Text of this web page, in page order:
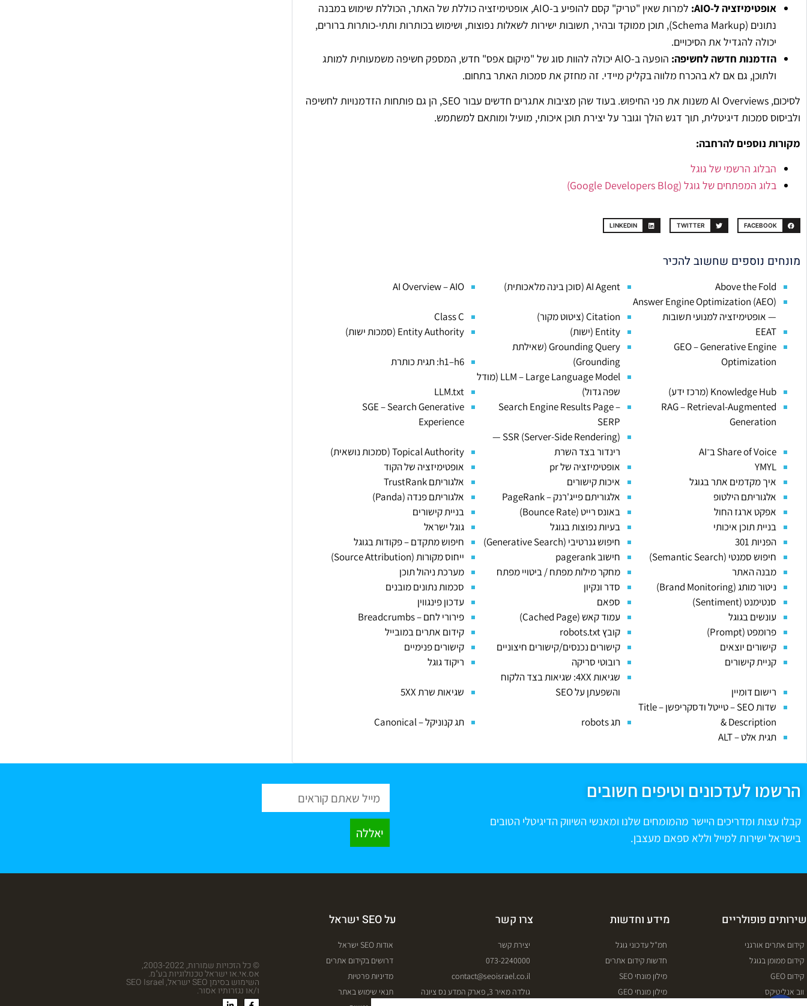
אופטימיזציה ל-AIO:
למרות שאין "טריק" קסם להופיע ב-AIO, אופטימיזציה כוללת של האתר, הכוללת שימוש במבנה
נתונים (Schema Markup), תוכן ממוקד ובהיר, תשובות ישירות לשאלות נפוצות, ושימוש בכותרות ותתי-כותרות ברורים,
יכולה להגדיל את הסיכויים.
הזדמנות חדשה לחשיפה:
הופעה ב-AIO יכולה להוות סוג של "מיקום אפס" חדש, המספק חשיפה משמעותית למותג
ולתוכן, גם אם לא בהכרח מלווה בקליק מיידי. זה מחזק את סמכות האתר בתחום.
לסיכום, AI Overviews משנות את פני החיפוש. בעוד שהן מציבות אתגרים חדשים עבור SEO, הן גם פותחות הזדמנויות לחשיפה
ולביסוס סמכות דיגיטלית, תוך דגש הולך וגובר על יצירת תוכן איכותי, מועיל ומותאם למשתמש.
מקורות נוספים להרחבה:
הבלוג הרשמי של גוגל
בלוג המפתחים של גוגל (Google Developers Blog)
FACEBOOK
TWITTER
LINKEDIN
מונחים נוספים שחשוב להכיר
Above the Fold AI Agent (סוכן בינה מלאכותית)
AI Overview – AIO
Answer Engine Optimization (AEO)
— אופטימיזציה למנועי תשובות
Citation (ציטוט מקור)
Class C
EEAT
Entity (ישות)
Entity Authority (סמכות ישות)
GEO – Generative Engine
Optimization
Grounding Query (שאילתת
Grounding)
h1–h6: תגית כותרת
Knowledge Hub (מרכז ידע)
LLM – Large Language Model (מודל
שפה גדול)
LLM.txt
RAG – Retrieval-Augmented
Generation
Search Engine Results Page –
SERP
SGE – Search Generative
Experience
Share of Voice ב־AI
SSR (Server-Side Rendering) —
רינדור בצד השרת
Topical Authority (סמכות נושאית)
YMYL
אופטימיזציה של pr
אופטימיזציה של הקוד
איך מקדמים אתר בגוגל
איכות קישורים
אלגוריתם TrustRank
אלגוריתם הילטופ
אלגוריתם פייג'רנק – PageRank
אלגוריתם פנדה (Panda)
אפקט ארגז החול
באונס רייט (Bounce Rate)
בניית קישורים
בניית תוכן איכותי
בעיות נפוצות בגוגל
גוגל ישראל
הפניות 301
חיפוש גנרטיבי (Generative Search)
חיפוש מתקדם – פקודות בגוגל
חיפוש סמנטי (Semantic Search)
חישוב pagerank
ייחוס מקורות (Source Attribution)
מבנה האתר
מחקר מילות מפתח / ביטויי מפתח
מערכת ניהול תוכן
ניטור מותג (Brand Monitoring)
סדר ונקיון
סכמות נתונים מובנים
סנטימנט (Sentiment)
ספאם
עדכון פינגווין
עונשים בגוגל
עמוד קאש (Cached Page)
פירורי לחם – Breadcrumbs
פרומפט (Prompt)
קובץ robots.txt
קידום אתרים במובייל
קישורים יוצאים
קישורים נכנסים/קישורים חיצוניים
קישורים פנימיים
קניית קישורים
רובוטי סריקה ריקוד גוגל
רישום דומיין
שגיאות 4XX: שגיאות בצד הלקוח
והשפעתן על SEO
שגיאות שרת 5XX
שדות SEO – טייטל ודסקריפשן – Title
& Description
תג robots
תג קנוניקל – Canonical
תגית אלט – ALT
הרשמו לעדכונים וטיפים חשובים
קבלו עצות ומדריכים היישר מהמומחים שלנו ומאנשי השיווק הדיגיטלי הטובים
בישראל ישירות למייל וללא ספאם מעצבן.
יאללה
שירותים פופולריים
קידום אתרים אורגני
קידום ממומן בגוגל
קידום GEO
ווב אנליטיקס
מידע וחדשות
חמ"ל עדכוני גוגל
חדשות קידום אתרים
מילון מונחי SEO
מילון מונחי GEO
צרו קשר
יצירת קשר
073-2240000
contact@seoisrael.co.il
גולדה מאיר 3, פארק המדע נס ציונה
על SEO ישראל
אודות SEO ישראל
דרושים בקידום אתרים
מדיניות פרטיות
תנאי שימוש באתר
© כל הזכויות שמורות, 2003-2022,
אס.אי.או ישראל טכנולוגיות בע"מ.
השימוש בסימן SEO ישראל, SEO Israel
ו/או נגזרותיו אסור.